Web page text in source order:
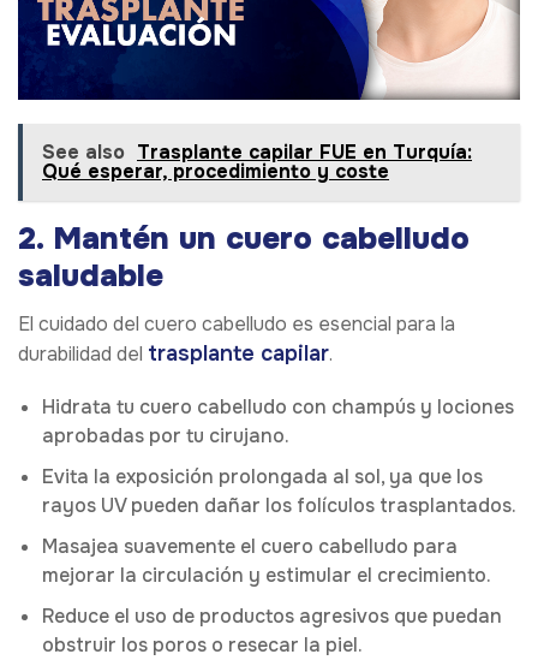
See also Trasplante capilar FUE en Turquía:
Qué esperar, procedimiento y coste
2. Mantén un cuero cabelludo
saludable
El cuidado del cuero cabelludo es esencial para la
durabilidad del trasplante capilar.
Hidrata tu cuero cabelludo con champús y lociones
aprobadas por tu cirujano.
Evita la exposición prolongada al sol, ya que los
rayos UV pueden dañar los folículos trasplantados.
Masajea suavemente el cuero cabelludo para
mejorar la circulación y estimular el crecimiento.
Reduce el uso de productos agresivos que puedan
obstruir los poros o resecar la piel.